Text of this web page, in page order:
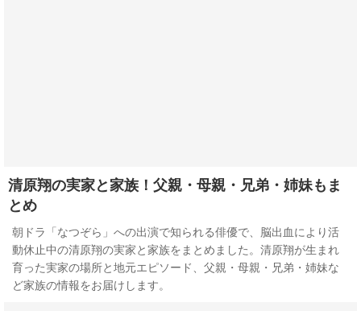
清原翔の実家と家族！父親・母親・兄弟・姉妹もま
とめ
朝ドラ「なつぞら」への出演で知られる俳優で、脳出血により活
動休止中の清原翔の実家と家族をまとめました。清原翔が生まれ
育った実家の場所と地元エピソード、父親・母親・兄弟・姉妹な
ど家族の情報をお届けします。